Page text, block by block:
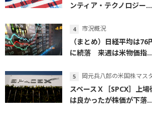
ンティア・テクノロジー...
市況概況
（まとめ）日経平均は
に続落 来週は米物価指...
岡元兵八郎の米国株マス
スペースＸ［SPCX］上
は良かったが株価が下落...